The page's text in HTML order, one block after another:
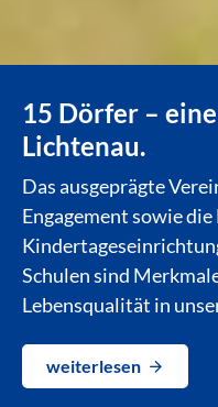
15 Dörfer –
Lichtenau.
Das ausgeprägte
Engagement sowie
Schulen sind
Lebensqualität in
weiterlesen